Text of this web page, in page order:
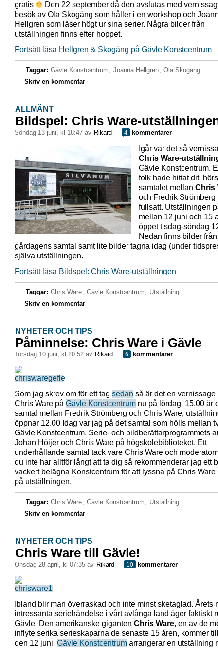
gratis
Den 22 september då den avslutas med
besök av Ola Skogäng som håller i en workshop och
Hellgren som läser högt ur sina serier. Några bilder från
utställningen finns efter hoppet.
Fortsätt läsa Hellgren & Skogäng på Gävle Konstcentrum
Taggar: Gävle Konstcentrum , Joanna Hellgren, Ola Skogäng
Skriv en kommentar
ALLMÄNT
Bildspel: Chris Ware-
söndag 13 juni, kl 18:47 av Rikard 4 kommentarer
Igår var det så
Chris Ware-
Gävle Konstcentrum.
folk hade hittat dit,
samtalet mellan Chris
och Fredrik Strömberg
fullsatt. Utställningen
mellan 12 juni och 15
öppet tisdag-söndag
Nedan finns bilder från
gårdagens samtal samt lite bilder tagna idag (under
själva utställningen.
Fortsätt läsa Bildspel: Chris Ware-utställningen
Taggar: Chris Ware, Gävle Konstcentrum , Utställning
Skriv en kommentar
NYHETER OCH TIPS
Påminnelse: Chris Ware i Gävle
torsdag 10 juni, kl 20:52 av Rikard 6 kommentarer
Som jag skrev om för ett tag sedan så är det en vernissage
Chris Ware på Gävle Konstcentrum nu på lördag. 15.00 är
samtal mellan Fredrik Strömberg och Chris Ware,
öppnar 12.00 Idag var jag på det samtal som hölls mellan
Gävle Konstcentrum, Serie- och bildberättarprogrammets
Johan Höijer och Chris Ware på högskolebiblioteket. Ett
underhållande samtal tack vare Chris Ware och
du inte har alltför långt att ta dig så rekommenderar jag ett
vackert belägna Konstcentrum för att lyssna på Chris Ware
på utställningen.
Taggar: Chris Ware, Gävle Konstcentrum , Utställning
Skriv en kommentar
NYHETER OCH TIPS
Chris Ware till Gävle!
onsdag 28 april, kl 07:35 av Rikard 10 kommentarer
Ibland blir man överraskad och inte minst sketaglad. Årets
intressanta seriehändelse i vårt avlånga land äger faktiskt
Gävle! Den amerikanske giganten Chris Ware, en av de
inflytelserika serieskaparna de senaste 15 åren, kommer
den 12 juni. Gävle Konstcentrum arrangerar en utställning